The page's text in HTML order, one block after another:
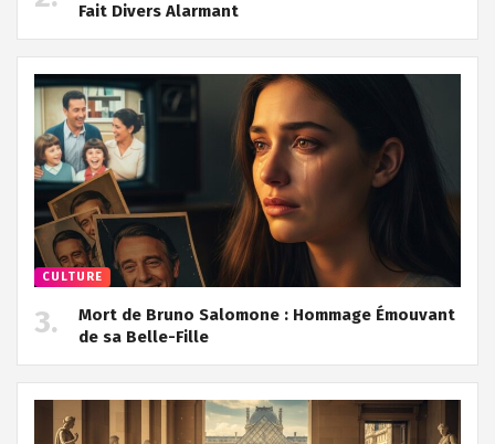
Fait Divers Alarmant
CULTURE
Mort de Bruno Salomone : Hommage Émouvant
de sa Belle-Fille